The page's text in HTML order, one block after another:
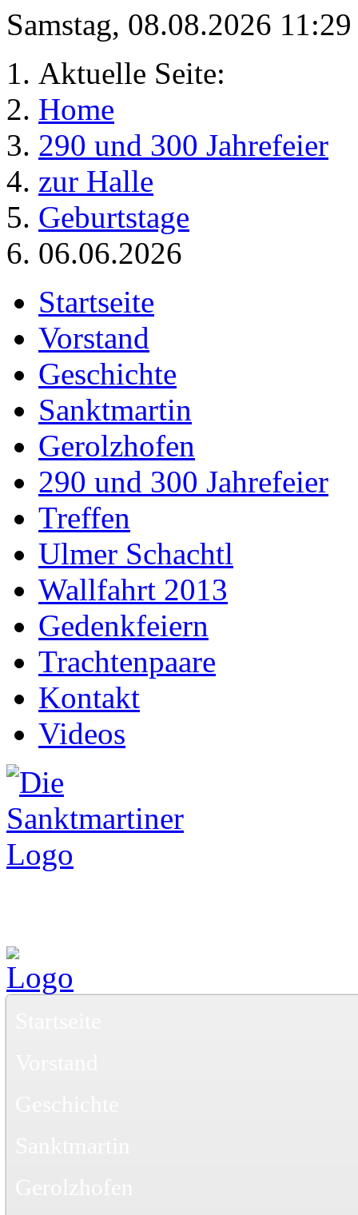
Samstag, 08.08.2026
Aktuelle Seite:
Home
290 und 300 Jahrefeier
zur Halle
Geburtstage
06.06.2026
Startseite
Vorstand
Geschichte
Sanktmartin
Gerolzhofen
290 und 300 Jahrefeier
Treffen
Ulmer Schachtl
Wallfahrt 2013
Gedenkfeiern
Trachtenpaare
Kontakt
Videos